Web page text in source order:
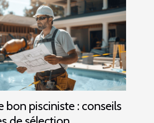
bon pisciniste : conseils